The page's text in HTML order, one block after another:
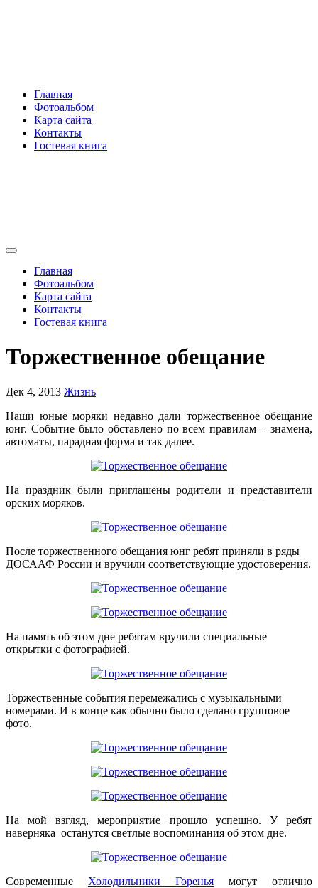
Главная
Фотоальбом
Карта сайта
Контакты
Гостевая книга
Главная
Фотоальбом
Карта сайта
Контакты
Гостевая книга
Торжественное обещание
Дек 4, 2013 Жизнь
Наши юные моряки недавно дали торжественное обещание
юнг. Событие было обставлено по всем правилам – знамена,
автоматы, парадная форма и так далее.
На праздник были приглашены родители и представители
орских моряков.
После торжественного обещания юнг ребят приняли в ряды
ДОСААФ России и вручили соответствующие удостоверения.
На память об этом дне ребятам вручили специальные
открытки с фотографией.
Торжественные события перемежались с музыкальными
номерами. И в конце как обычно было сделано групповое
фото.
На мой взгляд, мероприятие прошло успешно. У ребят
наверняка останутся светлые воспоминания об этом дне.
Современные Холодильники Горенья могут отлично